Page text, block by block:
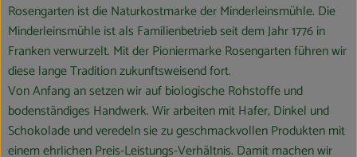
Rosengarten ist die Naturkostmarke der Minderleinsmühle. Die
Minderleinsmühle ist als Familienbetrieb seit dem Jahr 1776 in
Franken verwurzelt. Mit der Pioniermarke Rosengarten führen wir
diese lange Tradition zukunftsweisend fort.
Von Anfang an setzen wir auf biologische Rohstoffe und
bodenständiges Handwerk. Wir arbeiten mit Hafer, Dinkel und
Schokolade und veredeln sie zu geschmackvollen Produkten mit
einem ehrlichen Preis-Leistungs-Verhältnis. Damit machen wir